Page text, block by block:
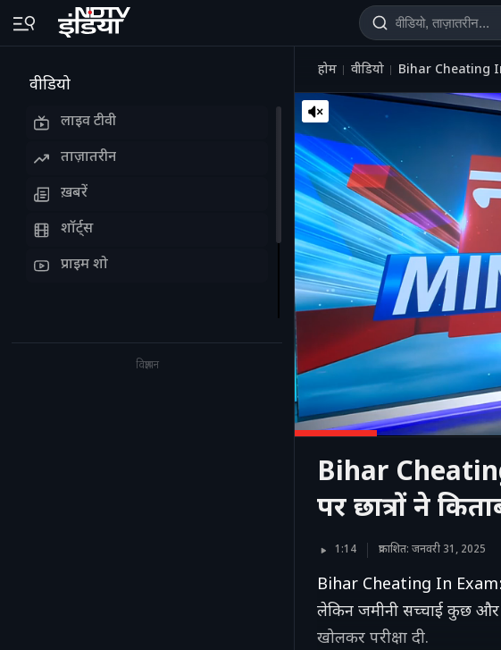
वीडियो
लाइव टीवी
ताज़ातरीन
ख़बरें
शॉर्ट्स
प्राइम शो
विज्ञापन
होम वीडियो Bihar Cheating In
Bihar
पर छात्रों ने
1:14 प्रकाशित: जनवरी 31, 2025
Bihar Cheating In Exam:
लेकिन जमीनी सच्चाई कुछ और
खोलकर परीक्षा दी.